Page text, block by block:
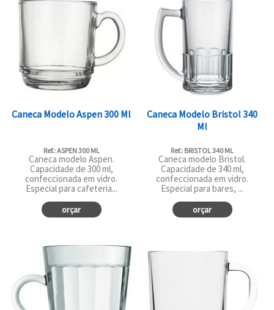
Caneca Modelo Aspen 300 Ml
Ref.: ASPEN 300 ML
Caneca modelo Aspen.
Capacidade de 300 ml,
confeccionada em vidro.
Especial para cafeteria...
orçar
Caneca Modelo Bristol 340
Ml
Ref.: BRISTOL 340 ML
Caneca modelo Bristol.
Capacidade de 340 ml,
confeccionada em vidro.
Especial para bares, ...
orçar